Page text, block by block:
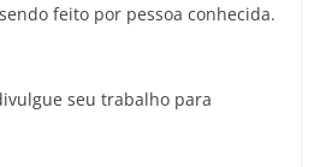
feito por pessoa conhecida.
seu trabalho para